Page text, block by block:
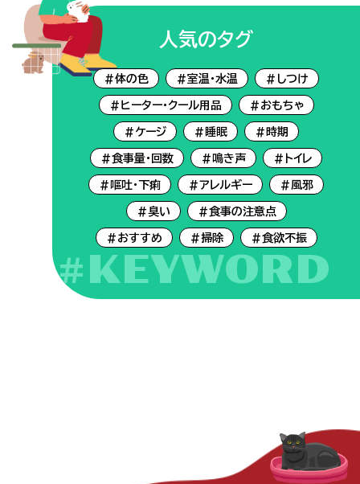
#KEYWORD
人気のタグ
#体の色 #室温・水温 #しつけ
#ヒーター・クール用品 #おもちゃ
#ケージ #睡眠 #時期
#食事量・回数 #鳴き声 #トイレ
#嘔吐・下痢 #アレルギー #風邪
#臭い #食事の注意点
#おすすめ #掃除 #食欲不振